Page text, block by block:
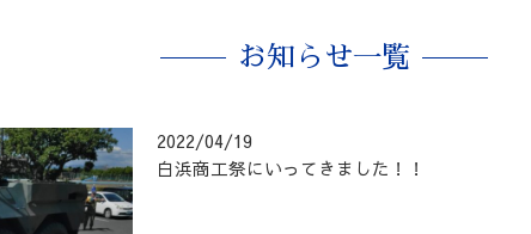
お知らせ一覧
2022/04/19
白浜商工祭にいってきました！！